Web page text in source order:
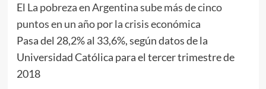
El La pobreza en Argentina sube más de cinco
puntos en un año por la crisis económica
Pasa del 28,2% al 33,6%, según datos de la
Universidad Católica para el tercer trimestre de
2018